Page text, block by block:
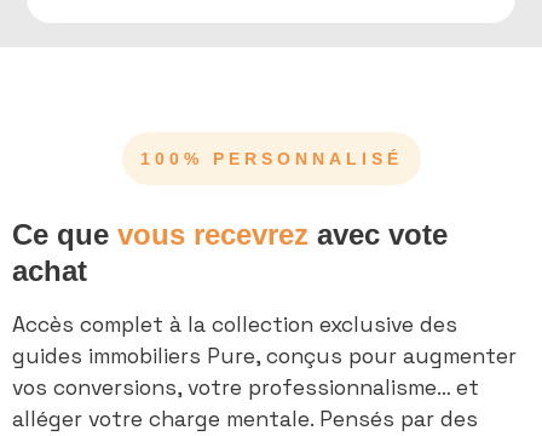
VOTRE LOGO
100% PERSONNALISÉ
Ce que vous recevrez avec vote
achat
Accès complet à la collection exclusive des
guides immobiliers Pure, conçus pour augmenter
vos conversions, votre professionnalisme… et
alléger votre charge mentale. Pensés par des